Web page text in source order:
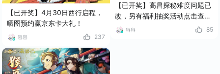
【已开奖】4月30日西行启程，
晒图预约赢京东卡大礼！
容容 237
【已开奖】高昌探秘难度问题已
改，另有福利抽奖活动点击查
看！容容 85